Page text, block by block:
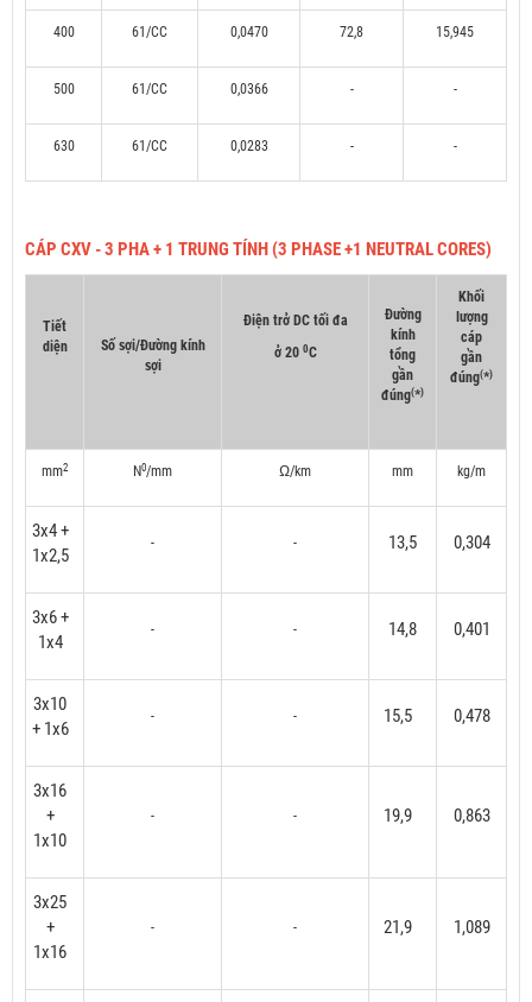
400 61/CC 0,0470 72,8 15,945
500 61/CC 0,0366 - -
630 61/CC 0,0283 - -
CÁP CXV - 3 PHA + 1 TRUNG TÍNH (3 PHASE +1 NEUTRAL CORES)
Tiết
diện
Số sợi/Đường kính
sợi
Điện trở DC tối đa
ở 20 0C
Đường
kính
tổng
gần
đúng(*)
Khối
lượng
cáp
gần
đúng(*)
mm2 N0/mm Ω/km mm kg/m
3x4 +
1x2,5
- - 13,5 0,304
3x6 +
1x4
- - 14,8 0,401
3x10
+ 1x6
- - 15,5 0,478
3x16
+
1x10
- - 19,9 0,863
3x25
+
1x16
- - 21,9 1,089